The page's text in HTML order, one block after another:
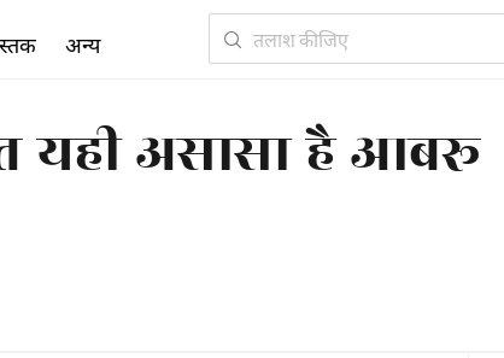
यही असासा है आबरू
अन्य